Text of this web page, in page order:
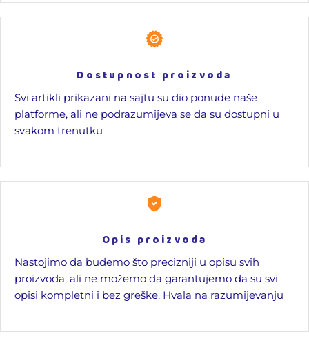
Dostupnost proizvoda
Svi artikli prikazani na sajtu su dio ponude naše
platforme, ali ne podrazumijeva se da su dostupni u
svakom trenutku
Opis proizvoda
Nastojimo da budemo što precizniji u opisu svih
proizvoda, ali ne možemo da garantujemo da su svi
opisi kompletni i bez greške. Hvala na razumijevanju